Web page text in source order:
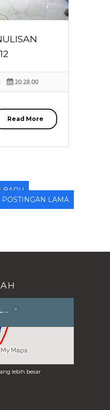
20.28.00
Read More
BARU
POSTINGAN LAMA
lebih besar